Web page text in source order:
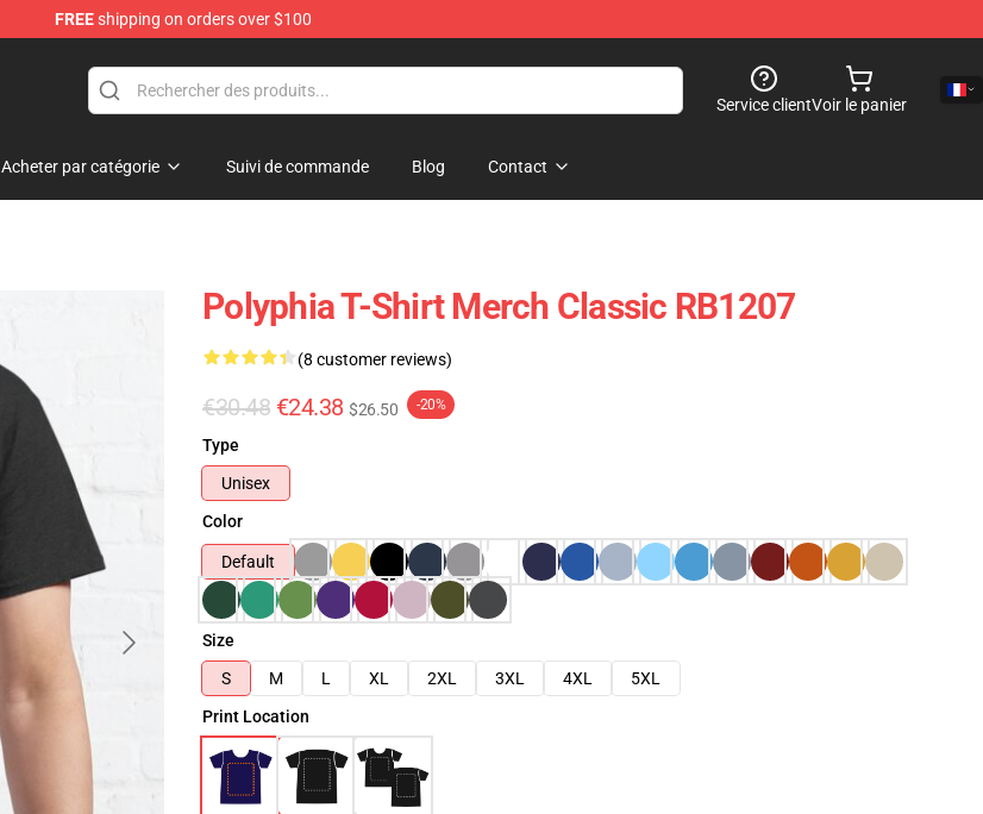
FREEshipping on orders over $100
Service clientVoir le panier
Acheter par catégorie Suivi de commande Blog Contact
Polyphia T-Shirt Merch Classic RB1207
(8 customer reviews)
€30.48 €24.38 $26.50 -20%
Type
Unisex
Color
Default
Size
S
M L XL 2XL 3XL 4XL
5XL
Print Location